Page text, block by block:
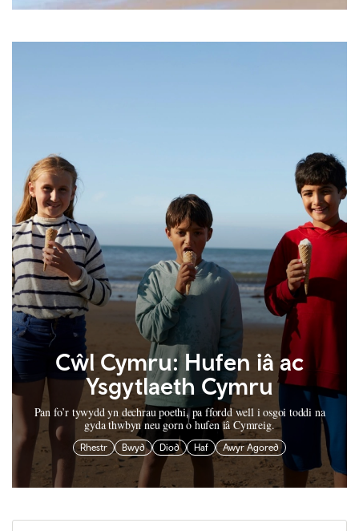
Cŵl Cymru: Hufen iâ ac
Ysgytlaeth Cymru
Pan fo’r tywydd yn dechrau poethi, pa ffordd well i osgoi toddi na
gyda thwbyn neu gorn o hufen iâ Cymreig.
Rhestr Bwyd Diod Haf Awyr Agored